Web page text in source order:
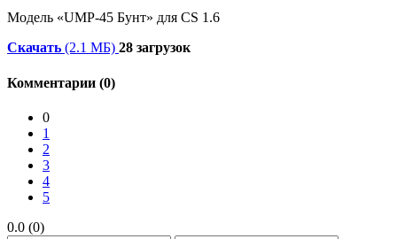
Модель «UMP-45 Бунт» для CS 1.6
Скачать (2.1 МБ) 28 загрузок
Комментарии (0)
0
1
2
3
4
5
0.0 (0)